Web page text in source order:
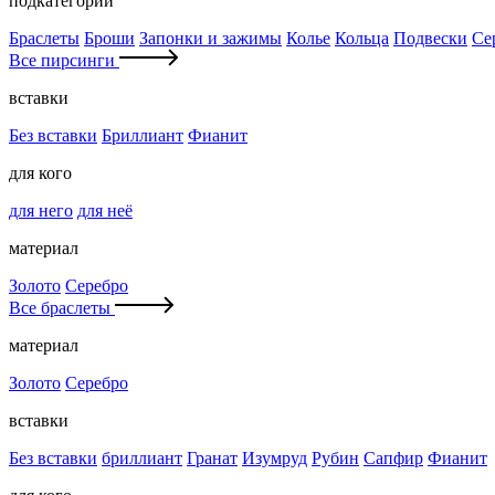
Браслеты Броши Запонки и зажимы Колье Кольца Подвески
Все пирсинги
вставки
Без вставки Бриллиант Фианит
для кого
для него для неё
материал
Золото Серебро
Все браслеты
материал
Золото Серебро
вставки
Без вставки бриллиант Гранат Изумруд Рубин Сапфир Фианит